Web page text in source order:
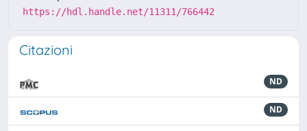
https://hdl.handle.net/11311/766442
Citazioni
ND
ND